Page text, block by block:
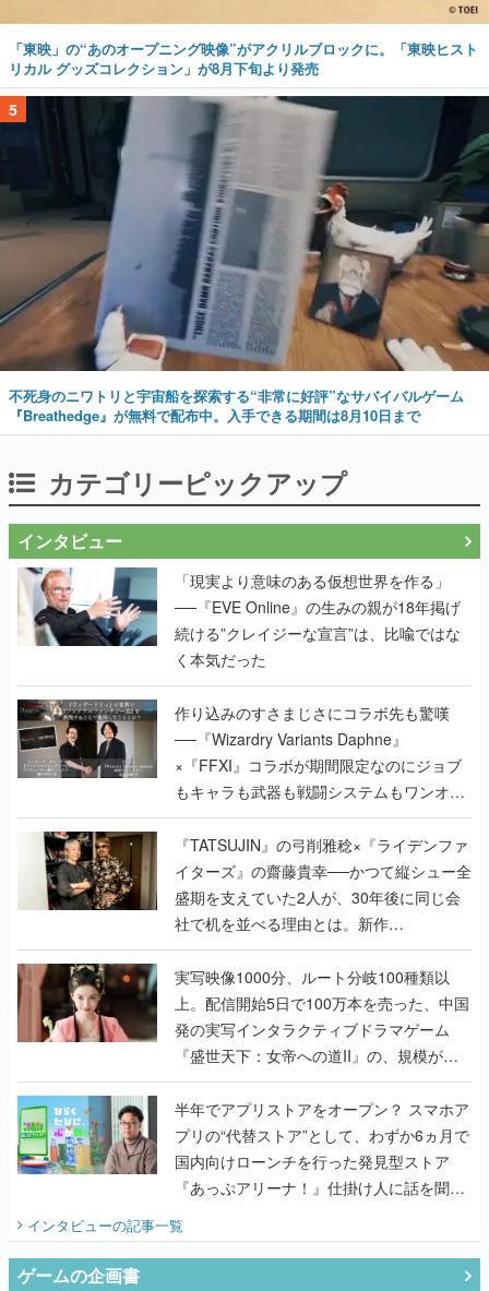
「東映」の“あのオープニング映像”がアクリルブロックに。「東映ヒスト
リカル グッズコレクション」が8月下旬より発売
5
不死身のニワトリと宇宙船を探索する“非常に好評”なサバイバルゲーム
『Breathedge』が無料で配布中。入手できる期間は8月10日まで
カテゴリーピックアップ
インタビュー
「現実より意味のある仮想世界を作る」
──『EVE Online』の生みの親が18年掲げ
続ける”クレイジーな宣言”は、比喩ではな
く本気だった
作り込みのすさまじさにコラボ先も驚嘆
──『Wizardry Variants Daphne』
×『FFXI』コラボが期間限定なのにジョブ
もキャラも武器も戦闘システムもワンオフ
で作り込まれた理由を両ディレクターに聞
く
『TATSUJIN』の弓削雅稔×『ライデンファ
イターズ』の齋藤貴幸──かつて縦シュー全
盛期を支えていた2人が、30年後に同じ会
社で机を並べる理由とは。新作
『TATSUJIN EXTREME』で初タッグを組
んだレジェンド2人に訊く開発秘話
実写映像1000分、ルート分岐100種類以
上。配信開始5日で100万本を売った、中国
発の実写インタラクティブドラマゲーム
『盛世天下：女帝への道II』の、規模が違
うこだわりをプロデューサーに聞いた
半年でアプリストアをオープン？ スマホア
プリの“代替ストア”として、わずか6ヵ月で
国内向けローンチを行った発見型ストア
『あっぷアリーナ！』仕掛け人に話を聞い
てみた
インタビューの記事一覧
ゲームの企画書